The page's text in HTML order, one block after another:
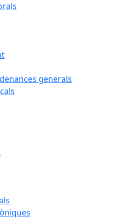
generals